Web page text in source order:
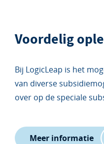
Voordelig
Bij LogicLeap is het
van diverse
over op de speciale
Meer informatie